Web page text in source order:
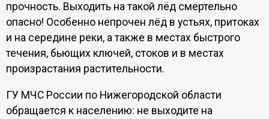
прочность. Выходить на такой лёд смертельно
опасно! Особенно непрочен лёд в устьях, притоках
и на середине реки, а также в местах быстрого
течения, бьющих ключей, стоков и в местах
произрастания растительности.
ГУ МЧС России по Нижегородской области
обращается к населению: не выходите на